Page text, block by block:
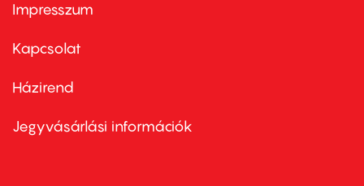
Footer
first
Impresszum
Kapcsolat
Footer
second
Házirend
Jegyvásárlási információk